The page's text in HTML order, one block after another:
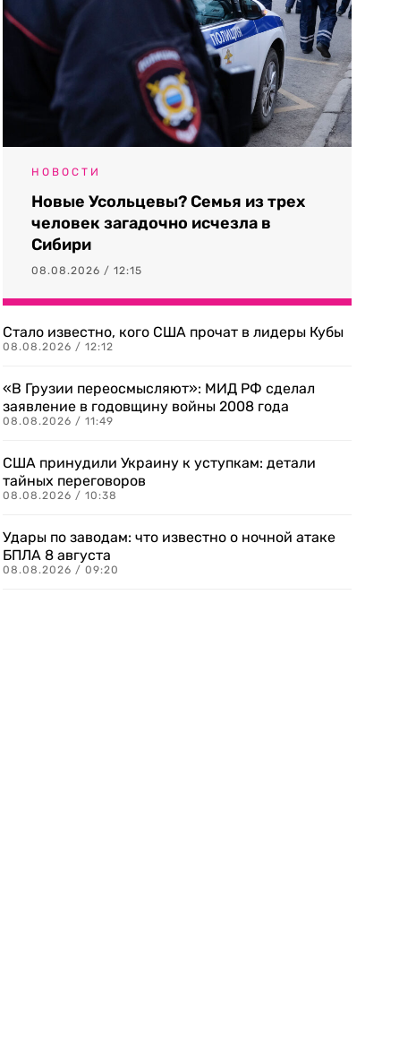
НОВОСТИ
Новые Усольцевы? Семья из трех
человек загадочно исчезла в
Сибири
08.08.2026 / 12:15
Стало известно, кого США прочат в лидеры Кубы
08.08.2026 / 12:12
«В Грузии переосмысляют»: МИД РФ сделал
заявление в годовщину войны 2008 года
08.08.2026 / 11:49
США принудили Украину к уступкам: детали
тайных переговоров
08.08.2026 / 10:38
Удары по заводам: что известно о ночной атаке
БПЛА 8 августа
08.08.2026 / 09:20